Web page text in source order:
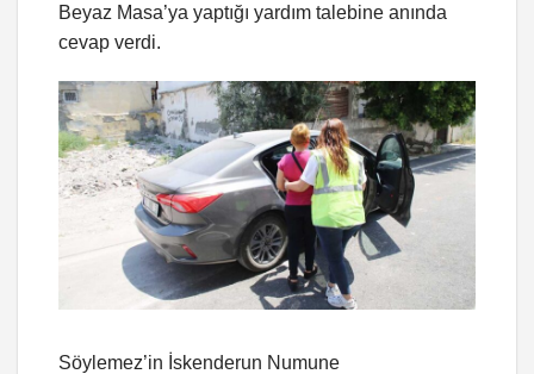
Beyaz Masa’ya yaptığı yardım talebine anında
cevap verdi.
Söylemez’in İskenderun Numune